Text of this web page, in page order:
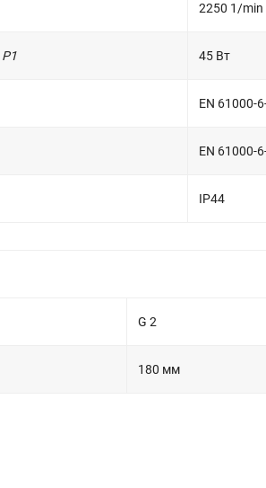
2250 1/min
P1 45 Вт
EN 61000-
EN 61000-
IP44
G 2
180 мм